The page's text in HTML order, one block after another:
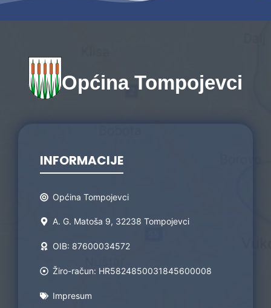
Općina Tompojevci
INFORMACIJE
Općina Tompojevci
A. G. Matoša 9, 32238 Tompojevci
OIB: 87600034572
Žiro-račun: HR5824850031845600008
Impresum